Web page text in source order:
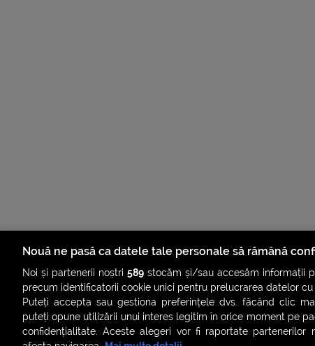
Nouă ne pasă ca datele tale personale să rămână
Noi și partenerii noștri589 stocăm și/sau accesăm informații
precum identificatorii cookie unici pentru prelucrarea datelor
Puteți accepta sau gestiona preferințele dvs. făcând clic
puteți opune utilizării unui interes legitim în orice moment pe
confidențialitate. Aceste alegeri vor fi raportate partenerilor